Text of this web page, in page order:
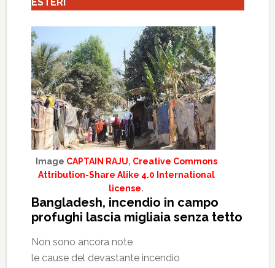
Image CAPTAIN RAJU, Creative Commons
Attribution-Share Alike 4.0 International
license.
Bangladesh, incendio in campo
profughi lascia migliaia senza tetto
Non sono ancora note
le cause del devastante incendio